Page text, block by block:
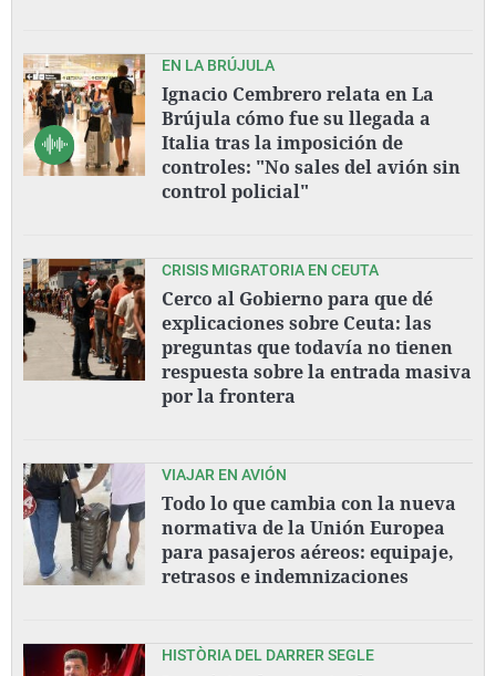
EN LA BRÚJULA
Ignacio Cembrero relata en La
Brújula cómo fue su llegada a
Italia tras la imposición de
controles: "No sales del avión sin
control policial"
CRISIS MIGRATORIA EN CEUTA
Cerco al Gobierno para que dé
explicaciones sobre Ceuta: las
preguntas que todavía no tienen
respuesta sobre la entrada masiva
por la frontera
VIAJAR EN AVIÓN
Todo lo que cambia con la nueva
normativa de la Unión Europea
para pasajeros aéreos: equipaje,
retrasos e indemnizaciones
HISTÒRIA DEL DARRER SEGLE